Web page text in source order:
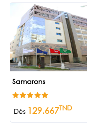
Samarons
Dès 129.667TND